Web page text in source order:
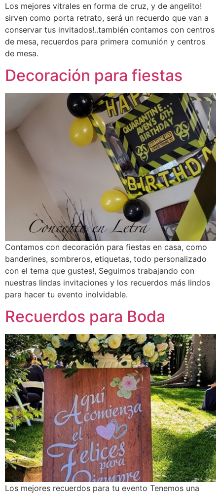
Los mejores vitrales en forma de cruz, y de angelito!
sirven como porta retrato, será un recuerdo que van a
conservar tus invitados!..también contamos con centros
de mesa, recuerdos para primera comunión y centros
de mesa.
Decoración para fiestas
Contamos con decoración para fiestas en casa, como
banderines, sombreros, etiquetas, todo personalizado
con el tema que gustes!, Seguimos trabajando con
nuestras lindas invitaciones y los recuerdos más lindos
para hacer tu evento inolvidable.
Recuerdos para Boda
Los mejores recuerdos para tu evento Tenemos una